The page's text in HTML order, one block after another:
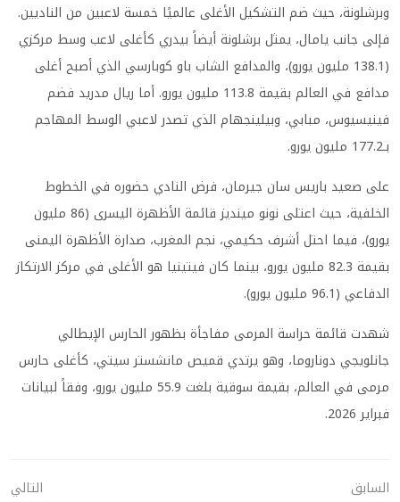
وبرشلونة، حيث ضم التشكيل الأغلى عالميًا خمسة لاعبين من الناديين.
فإلى جانب يامال، يمثل برشلونة أيضاً بيدري كأغلى لاعب وسط مركزي
(138.1 مليون يورو)، والمدافع الشاب باو كوبارسي الذي أصبح أغلى
مدافع في العالم بقيمة 113.8 مليون يورو. أما ريال مدريد فضم
فينيسيوس، مبابي، وبيلينجهام الذي تصدر لاعبي الوسط المهاجم
بـ177.2 مليون يورو.
على صعيد باريس سان جيرمان، فرض النادي حضوره في الخطوط
الخلفية، حيث اعتلى نونو مينديز قائمة الأظهرة اليسرى (86 مليون
يورو)، فيما احتل أشرف حكيمي، نجم المغرب، صدارة الأظهرة اليمنى
بقيمة 82.3 مليون يورو، بينما كان فيتينيا هو الأغلى في مركز الارتكاز
الدفاعي (96.1 مليون يورو).
شهدت قائمة حراسة المرمى مفاجأة بظهور الحارس الإيطالي
جانلويجي دوناروما، وهو يرتدي قميص مانشستر سيتي، كأغلى حارس
مرمى في العالم، بقيمة سوقية بلغت 55.9 مليون يورو، وفقاً لبيانات
فبراير 2026.
السابق
التالي